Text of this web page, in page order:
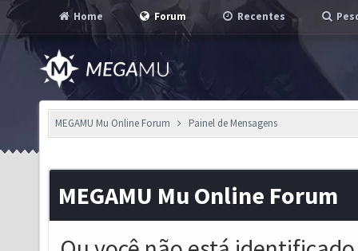
Home Forum Recentes
MEGAMU Mu Online Forum Painel de Mensagens
MEGAMU Mu Online Forum